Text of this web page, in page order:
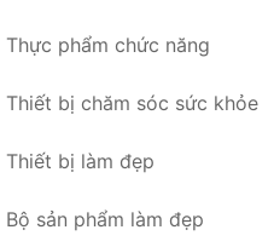
Thực phẩm chức năng
Thiết bị chăm sóc sức khỏe
Thiết bị làm đẹp
Bộ sản phẩm làm đẹp